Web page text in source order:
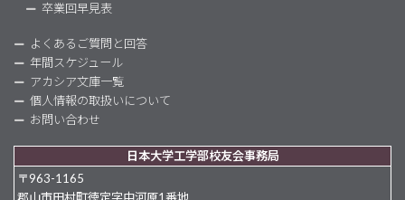
卒業回早見表
よくあるご質問と回答
年間スケジュール
アカシア文庫一覧
個人情報の取扱いについて
お問い合わせ
日本大学工学部校友会事務局
〒963-1165